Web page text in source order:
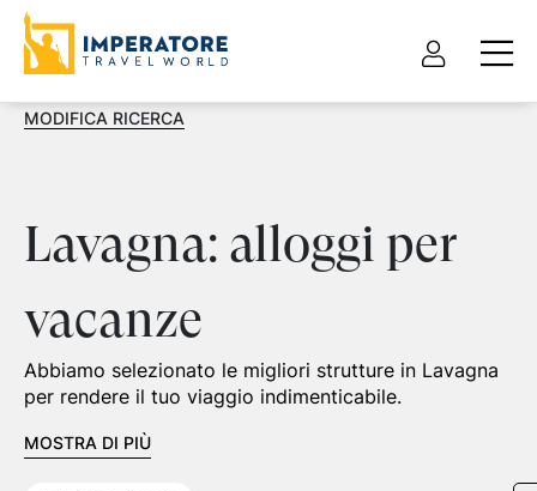
MODIFICA RICERCA
Lavagna: alloggi per
vacanze
Abbiamo selezionato le migliori strutture in Lavagna
per rendere il tuo viaggio indimenticabile.
MOSTRA DI PIÙ